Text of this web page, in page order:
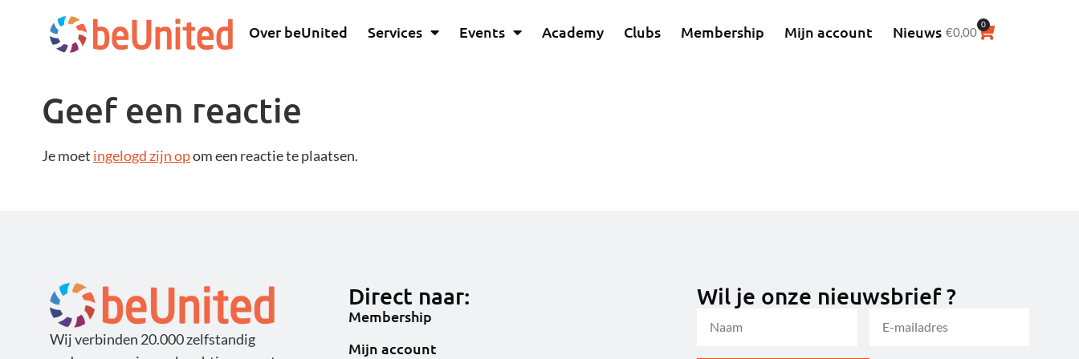
Over beUnited Services Events Academy Clubs Membership Mijn account Nieuws €0,00
0
Geef een reactie
Je moet ingelogd zijn opom een reactie te plaatsen.
Wij verbinden 20.000 zelfstandig
Direct naar:
Membership
Mijn account
Wil je onze nieuwsbrief ?